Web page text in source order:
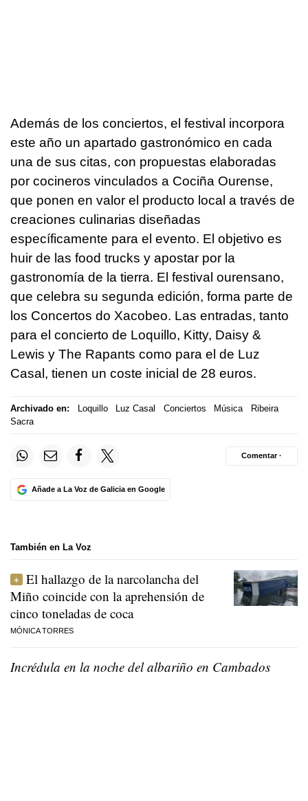
Además de los conciertos, el festival incorpora
este año un apartado gastronómico en cada
una de sus citas, con propuestas elaboradas
por cocineros vinculados a Cociña Ourense,
que ponen en valor el producto local a través de
creaciones culinarias diseñadas
específicamente para el evento. El objetivo es
huir de las food trucks y apostar por la
gastronomía de la tierra. El festival ourensano,
que celebra su segunda edición, forma parte de
los Concertos do Xacobeo. Las entradas, tanto
para el concierto de Loquillo, Kitty, Daisy &
Lewis y The Rapants como para el de Luz
Casal, tienen un coste inicial de 28 euros.
Archivado en: Loquillo Luz Casal Conciertos Música
Ribeira
Sacra
Añade a La Voz de Galicia en Google
Comentar ·
También en La Voz
El hallazgo de la narcolancha del
Miño coincide con la aprehensión de
cinco toneladas de coca
MÓNICA TORRES
Incrédula en la noche del albariño en Cambados